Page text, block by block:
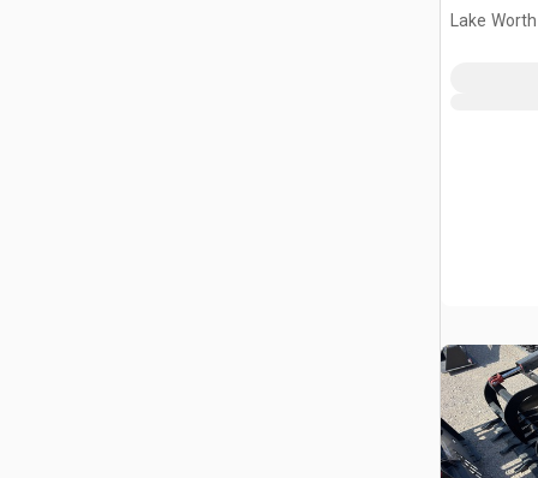
(Unused)
Lake